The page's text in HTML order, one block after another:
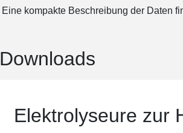
Eine kompakte Beschreibung der Daten
Downloads
Elektrolyseure zur